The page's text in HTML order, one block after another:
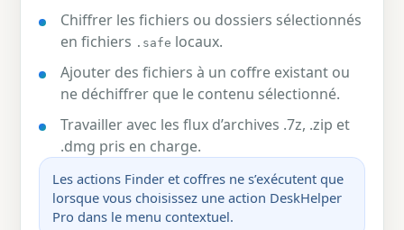
Chiffrer les fichiers ou dossiers sélectionnés
en fichiers .safe locaux.
Ajouter des fichiers à un coffre existant ou
ne déchiffrer que le contenu sélectionné.
Travailler avec les flux d’archives .7z, .zip et
.dmg pris en charge.
Les actions Finder et coffres ne s’exécutent que
lorsque vous choisissez une action DeskHelper
Pro dans le menu contextuel.